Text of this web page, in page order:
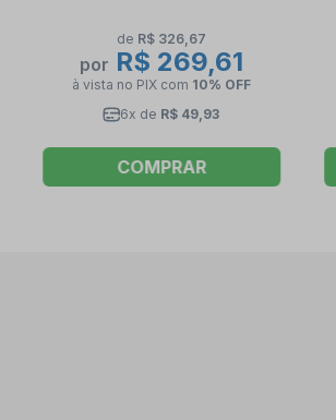
de R$ 326,67
por R$ 269,61
à vista no PIX com 10% OFF
6x de R$ 49,93
COMPRAR